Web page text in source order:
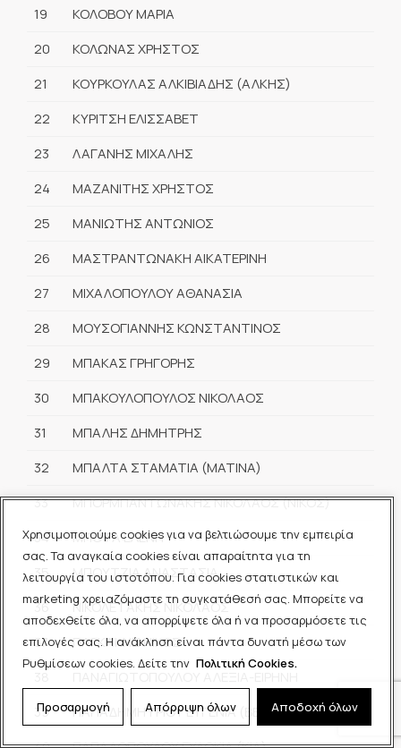
Χρησιμοποιούμε cookies για να βελτιώσουμε την εμπειρία
σας. Τα αναγκαία cookies είναι απαραίτητα για τη
λειτουργία του ιστοτόπου. Για cookies στατιστικών και
marketing χρειαζόμαστε τη συγκατάθεσή σας. Μπορείτε να
αποδεχθείτε όλα, να απορρίψετε όλα ή να προσαρμόσετε τις
επιλογές σας. Η ανάκληση είναι πάντα δυνατή μέσω των
Ρυθμίσεων cookies. Δείτε την Πολιτική Cookies.
Προσαρμογή Απόρριψη όλων Αποδοχή όλων
19
ΚΟΛΟΒΟΥ ΜΑΡΙΑ
20
ΚΟΛΩΝΑΣ ΧΡΗΣΤΟΣ
21
ΚΟΥΡΚΟΥΛΑΣ ΑΛΚΙΒΙΑΔΗΣ (ΑΛΚΗΣ)
22
ΚΥΡΙΤΣΗ ΕΛΙΣΣΑΒΕΤ
23
ΛΑΓΑΝΗΣ ΜΙΧΑΛΗΣ
24
ΜΑΖΑΝΙΤΗΣ ΧΡΗΣΤΟΣ
25
ΜΑΝΙΩΤΗΣ ΑΝΤΩΝΙΟΣ
26
ΜΑΣΤΡΑΝΤΩΝΑΚΗ ΑΙΚΑΤΕΡΙΝΗ
27
ΜΙΧΑΛΟΠΟΥΛΟΥ ΑΘΑΝΑΣΙΑ
28
ΜΟΥΣΟΓΙΑΝΝΗΣ ΚΩΝΣΤΑΝΤΙΝΟΣ
29
ΜΠΑΚΑΣ ΓΡΗΓΟΡΗΣ
30
ΜΠΑΚΟΥΛΟΠΟΥΛΟΣ ΝΙΚΟΛΑΟΣ
31
ΜΠΑΛΗΣ ΔΗΜΗΤΡΗΣ
32
ΜΠΑΛΤΑ ΣΤΑΜΑΤΙΑ (ΜΑΤΙΝΑ)
33
ΜΠΟΡΜΠΑΝΤΩΝΑΚΗΣ ΝΙΚΟΛΑΟΣ (ΝΙΚΟΣ)
34
ΜΠΟΤΑ ΕΛΕΝΗ
35
ΜΠΟΥΤΖΙΑ ΑΝΑΣΤΑΣΙΑ
36
ΝΙΚΟΛΕΤΑΚΗΣ ΝΙΚΟΛΑΟΣ
37
ΠΑΓΚΑΚΗΣ ΝΙΚΟΣ
39
ΠΑΠΑΔΗΜΗΤΡΙΟΥ ΕΥΓΕΝΙΑ (ΒΕΝΗ)